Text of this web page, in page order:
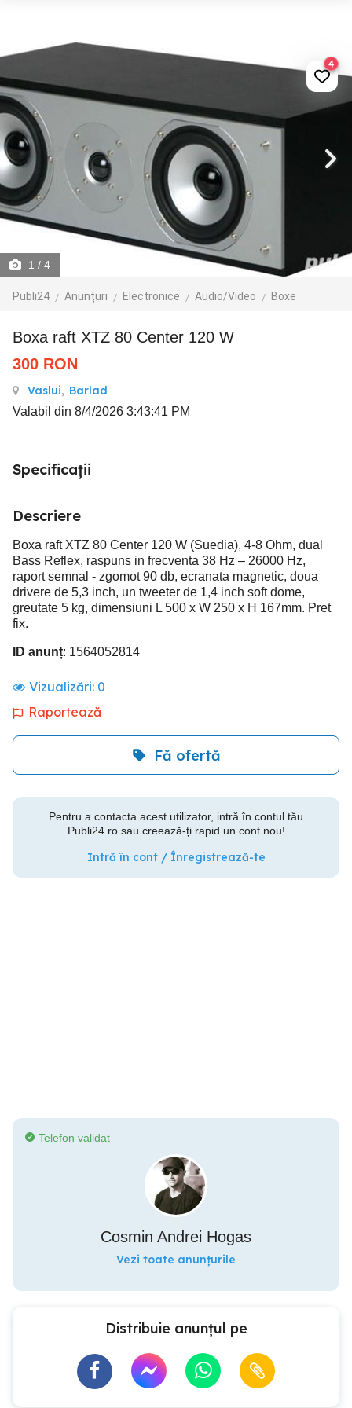
1 / 4
Publi24 Anunțuri Electronice Audio/Video Boxe
4
Boxa raft XTZ 80 Center 120 W
300 RON
Vaslui, Barlad
Valabil din 8/4/2026 3:43:41 PM
Specificații
Descriere
Boxa raft XTZ 80 Center 120 W (Suedia), 4-8 Ohm, dual
Bass Reflex, raspuns in frecventa 38 Hz – 26000 Hz,
raport semnal - zgomot 90 db, ecranata magnetic, doua
drivere de 5,3 inch, un tweeter de 1,4 inch soft dome,
greutate 5 kg, dimensiuni L 500 x W 250 x H 167mm. Pret
fix.
ID anunț: 1564052814
Vizualizări: 0
Raportează
Fă ofertă
Pentru a contacta acest utilizator, intră în contul tău
Publi24.ro sau creează-ți rapid un cont nou!
Intră în cont / Înregistrează-te
Telefon validat
Cosmin Andrei Hogas
Vezi toate anunțurile
Distribuie anunțul pe